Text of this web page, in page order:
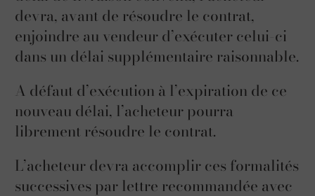
devra, avant de résoudre le contrat,
enjoindre au vendeur d’exécuter celui-ci
dans un délai supplémentaire raisonnable.
A défaut d’exécution à l’expiration de ce
nouveau délai, l’acheteur pourra
librement résoudre le contrat.
L’acheteur devra accomplir ces formalités
successives par lettre recommandée avec